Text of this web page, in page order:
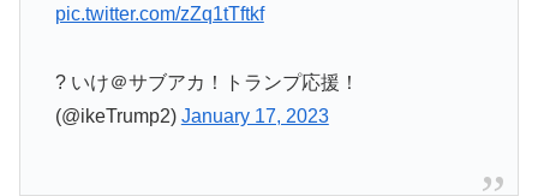
pic.twitter.com/zZq1tTftkf
? いけ＠サブアカ！トランプ応援！
(@ikeTrump2) January 17, 2023